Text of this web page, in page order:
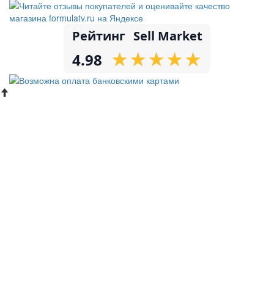
Рейтинг Sell Market
4.98 ★
★★
★★
★★
★★
★